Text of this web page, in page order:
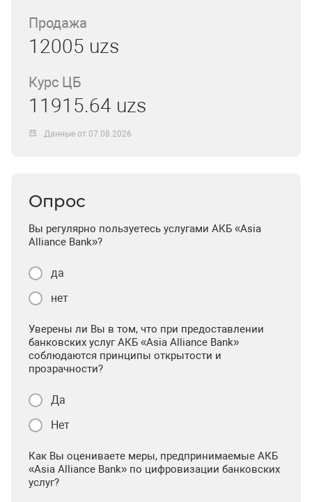
Продажа
12005 uzs
Курс ЦБ
11915.64 uzs
Данные от 07.08.2026
Опрос
Вы регулярно пользуетесь услугами АКБ «Asia
Alliance Bank»?
да
нет
Уверены ли Вы в том, что при предоставлении
банковских услуг АКБ «Asia Alliance Bank»
соблюдаются принципы открытости и
прозрачности?
Да
Нет
Как Вы оцениваете меры, предпринимаемые АКБ
«Asia Alliance Bank» по цифровизации банковских
услуг?